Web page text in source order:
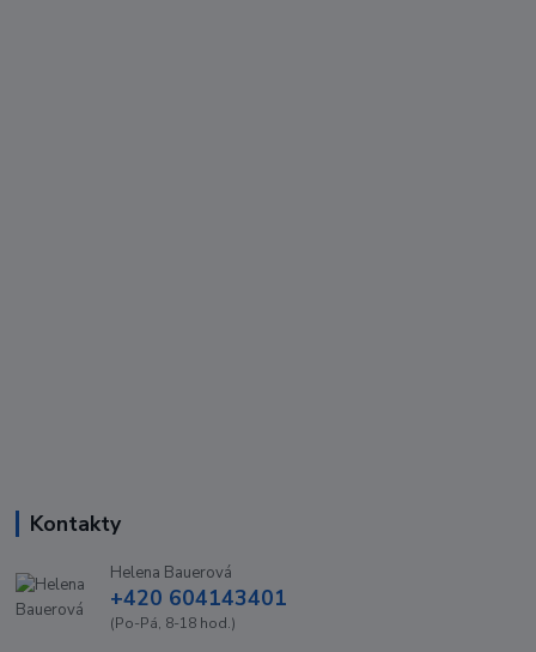
Kontakty
Helena Bauerová
+420 604143401
(Po-Pá, 8-18 hod.)